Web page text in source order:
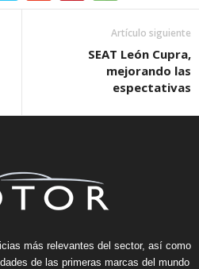
Artículo siguiente
SEAT León Cupra,
mejorando las
espectativas
más relevantes del sector, así como
de las primeras marcas del mundo